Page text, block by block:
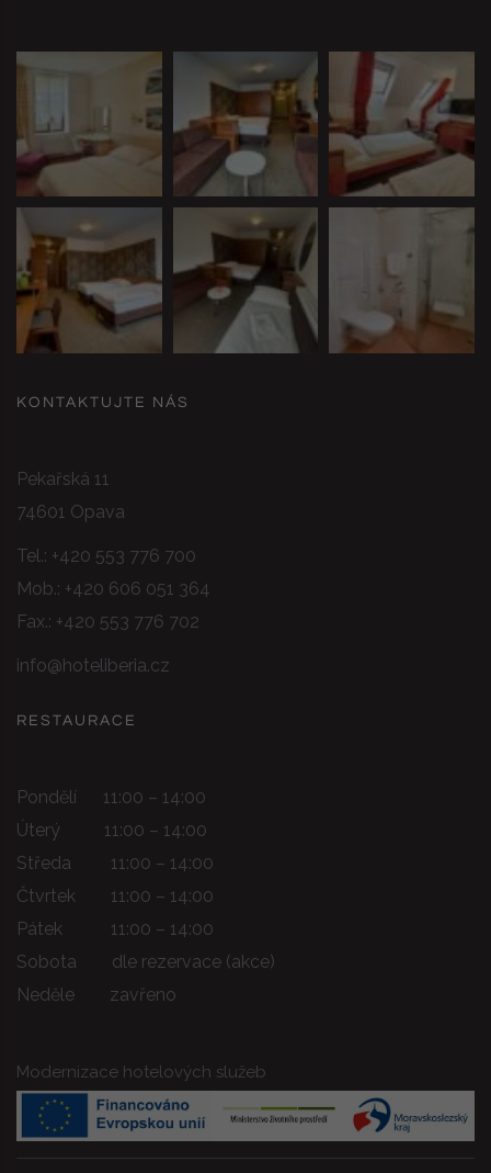
KONTAKTUJTE NÁS
Pekařská 11
74601 Opava
Tel.: +420 553 776 700
Mob.: +420 606 051 364
Fax.: +420 553 776 702
info@hoteliberia.cz
RESTAURACE
Pondělí 11:00 – 14:00
Úterý 11:00 – 14:00
Středa 11:00 – 14:00
Čtvrtek 11:00 – 14:00
Pátek 11:00 – 14:00
Sobota dle rezervace (akce)
Neděle zavřeno
Modernizace hotelových služeb